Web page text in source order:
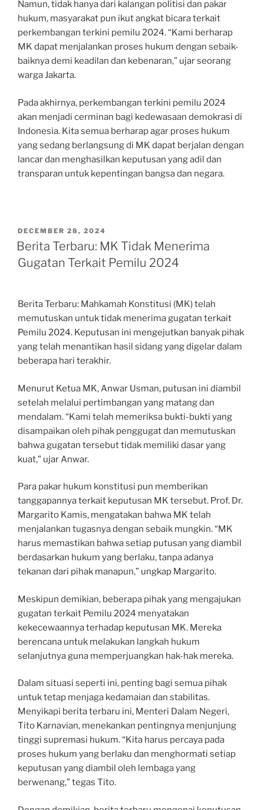
Namun, tidak hanya dari kalangan politisi dan pakar
hukum, masyarakat pun ikut angkat bicara terkait
perkembangan terkini pemilu 2024. “Kami berharap
MK dapat menjalankan proses hukum dengan sebaik-
baiknya demi keadilan dan kebenaran,” ujar seorang
warga Jakarta.
Pada akhirnya, perkembangan terkini pemilu 2024
akan menjadi cerminan bagi kedewasaan demokrasi di
Indonesia. Kita semua berharap agar proses hukum
yang sedang berlangsung di MK dapat berjalan dengan
lancar dan menghasilkan keputusan yang adil dan
transparan untuk kepentingan bangsa dan negara.
POSTED
ON
DECEMBER 28, 2024
Berita Terbaru: MK Tidak Menerima
Gugatan Terkait Pemilu 2024
Berita Terbaru: Mahkamah Konstitusi (MK) telah
memutuskan untuk tidak menerima gugatan terkait
Pemilu 2024. Keputusan ini mengejutkan banyak pihak
yang telah menantikan hasil sidang yang digelar dalam
beberapa hari terakhir.
Menurut Ketua MK, Anwar Usman, putusan ini diambil
setelah melalui pertimbangan yang matang dan
mendalam. “Kami telah memeriksa bukti-bukti yang
disampaikan oleh pihak penggugat dan memutuskan
bahwa gugatan tersebut tidak memiliki dasar yang
kuat,” ujar Anwar.
Para pakar hukum konstitusi pun memberikan
tanggapannya terkait keputusan MK tersebut. Prof. Dr.
Margarito Kamis, mengatakan bahwa MK telah
menjalankan tugasnya dengan sebaik mungkin. “MK
harus memastikan bahwa setiap putusan yang diambil
berdasarkan hukum yang berlaku, tanpa adanya
tekanan dari pihak manapun,” ungkap Margarito.
Meskipun demikian, beberapa pihak yang mengajukan
gugatan terkait Pemilu 2024 menyatakan
kekecewaannya terhadap keputusan MK. Mereka
berencana untuk melakukan langkah hukum
selanjutnya guna memperjuangkan hak-hak mereka.
Dalam situasi seperti ini, penting bagi semua pihak
untuk tetap menjaga kedamaian dan stabilitas.
Menyikapi berita terbaru ini, Menteri Dalam Negeri,
Tito Karnavian, menekankan pentingnya menjunjung
tinggi supremasi hukum. “Kita harus percaya pada
proses hukum yang berlaku dan menghormati setiap
keputusan yang diambil oleh lembaga yang
berwenang,” tegas Tito.